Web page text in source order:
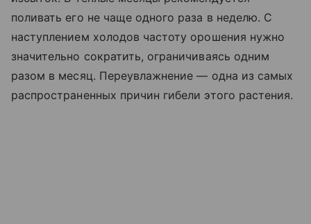
поливать его не чаще одного раза в неделю. С
наступлением холодов частоту орошения нужно
значительно сократить, ограничиваясь одним
разом в месяц. Переувлажнение — одна из самых
распространенных причин гибели этого растения.